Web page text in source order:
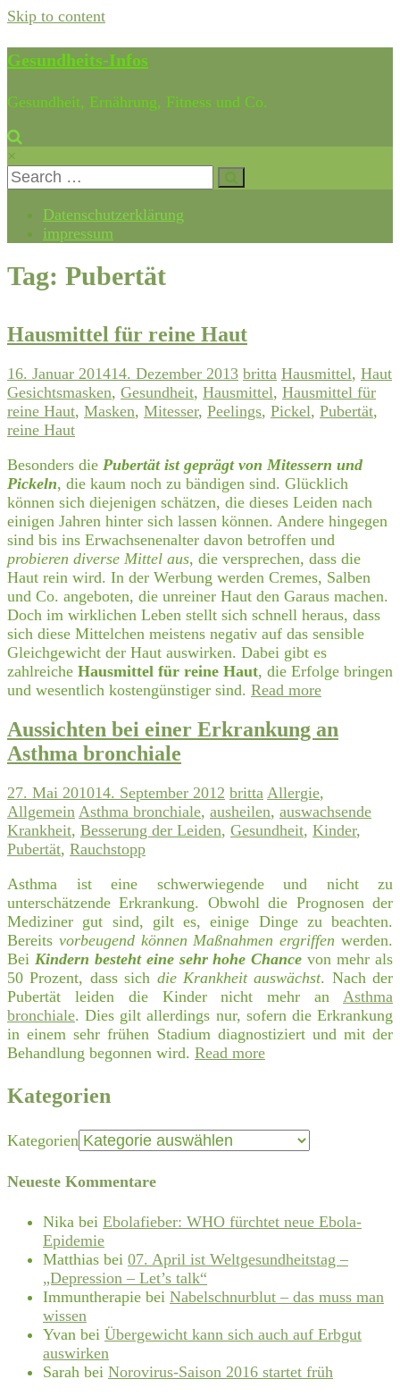
Skip to content
Gesundheits-Infos
Gesundheit, Ernährung, Fitness und Co.
×
Datenschutzerklärung
impressum
Tag: Pubertät
Hausmittel für reine Haut
16. Januar 201414. Dezember 2013 britta Hausmittel, Haut
Gesichtsmasken, Gesundheit, Hausmittel, Hausmittel für
reine Haut, Masken, Mitesser, Peelings, Pickel, Pubertät,
reine Haut
Besonders die Pubertät ist geprägt von Mitessern und
Pickeln, die kaum noch zu bändigen sind. Glücklich
können sich diejenigen schätzen, die dieses Leiden nach
einigen Jahren hinter sich lassen können. Andere hingegen
sind bis ins Erwachsenenalter davon betroffen und
probieren diverse Mittel aus, die versprechen, dass die
Haut rein wird. In der Werbung werden Cremes, Salben
und Co. angeboten, die unreiner Haut den Garaus machen.
Doch im wirklichen Leben stellt sich schnell heraus, dass
sich diese Mittelchen meistens negativ auf das sensible
Gleichgewicht der Haut auswirken. Dabei gibt es
zahlreiche Hausmittel für reine Haut, die Erfolge bringen
und wesentlich kostengünstiger sind. Read more
Aussichten bei einer Erkrankung an
Asthma bronchiale
27. Mai 201014. September 2012 britta Allergie,
Allgemein Asthma bronchiale, ausheilen, auswachsende
Krankheit, Besserung der Leiden, Gesundheit, Kinder,
Pubertät, Rauchstopp
Asthma ist eine schwerwiegende und nicht zu
unterschätzende Erkrankung. Obwohl die Prognosen der
Mediziner gut sind, gilt es, einige Dinge zu beachten.
Bereits vorbeugend können Maßnahmen ergriffenwerden.
Bei Kindern besteht eine sehr hohe Chancevon mehr als
50 Prozent, dass sich die Krankheit auswächst. Nach der
Pubertät leiden die Kinder nicht mehr an Asthma
bronchiale. Dies gilt allerdings nur, sofern die Erkrankung
in einem sehr frühen Stadium diagnostiziert und mit der
Behandlung begonnen wird. Read more
Kategorien
Kategorien
Neueste Kommentare
Nika bei Ebolafieber: WHO fürchtet neue Ebola-
Epidemie
Matthias bei 07. April ist Weltgesundheitstag –
„Depression – Let’s talk“
Immuntherapie bei Nabelschnurblut – das muss man
wissen
Yvan bei Übergewicht kann sich auch auf Erbgut
auswirken
Sarah bei Norovirus-Saison 2016 startet früh